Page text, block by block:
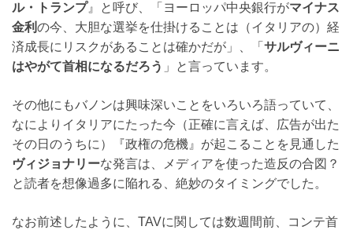
ル・トランプ』と呼び、「ヨーロッパ中央銀行がマイナス
金利の今、大胆な選挙を仕掛けることは（イタリアの）経
済成長にリスクがあることは確かだが」、「 サルヴィーニ
はやがて首相になるだろう 」と言っています。
その他にもバノンは興味深いことをいろいろ語っていて、
なによりイタリアにたった今（正確に言えば、広告が出た
その日のうちに）『政権の危機』が起こることを見通した
ヴィジョナリーな発言は、メディアを使った造反の合図？
と読者を想像過多に陥れる、絶妙のタイミングでした。
なお前述したように、TAVに関しては数週間前、コンテ首